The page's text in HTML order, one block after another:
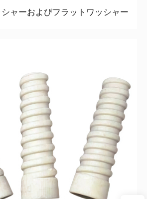
ャーおよびフラットワッシャー